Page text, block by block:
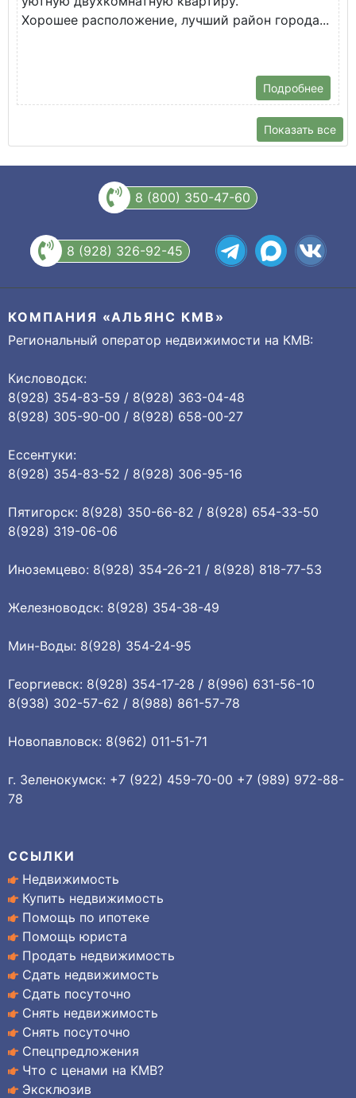
Хорошее расположение, лучший район города...
Подробнее
Показать все
8 (800) 350-47-60
8 (928) 326-92-45
КОМПАНИЯ «АЛЬЯНС КМВ»
Региональный оператор недвижимости на КМВ:
Кисловодск:
8(928) 354-83-59 / 8(928) 363-04-48
8(928) 305-90-00 / 8(928) 658-00-27
Ессентуки:
8(928) 354-83-52 / 8(928) 306-95-16
Пятигорск: 8(928) 350-66-82 / 8(928) 654-33-50
8(928) 319-06-06
Иноземцево: 8(928) 354-26-21 / 8(928) 818-77-53
Железноводск: 8(928) 354-38-49
Мин-Воды: 8(928) 354-24-95
Георгиевск: 8(928) 354-17-28 / 8(996) 631-56-10
8(938) 302-57-62 / 8(988) 861-57-78
Новопавловск: 8(962) 011-51-71
г. Зеленокумск: +7 (922) 459-70-00 +7 (989) 972-88-
78
ССЫЛКИ
Недвижимость
Купить недвижимость
Помощь по ипотеке
Помощь юриста
Продать недвижимость
Сдать недвижимость
Сдать посуточно
Снять недвижимость
Снять посуточно
Спецпредложения
Что с ценами на КМВ?
Эксклюзив